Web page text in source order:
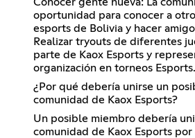
oportunidad para conocer a
esports de Bolivia y hacer
Realizar tryouts de diferentes
parte de Kaox Esports y
organización en torneos Esports.
¿Por qué debería unirse un
comunidad de Kaox Esports?
Un posible miembro debería
comunidad de Kaox Esports